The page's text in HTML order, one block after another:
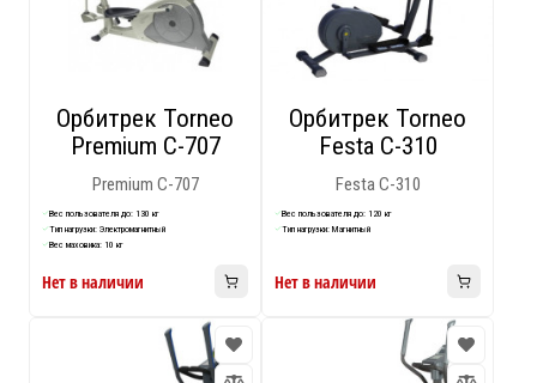
Орбитрек Torneo
Premium C-707
Premium C-707
Вес пользователя до: 130 кг
Тип нагрузки: Электромагнитный
Вес маховика: 10 кг
Нет в наличии
Орбитрек Torneo
Festa C-310
Festa C-310
Вес пользователя до: 120 кг
Тип нагрузки: Магнитный
Нет в наличии